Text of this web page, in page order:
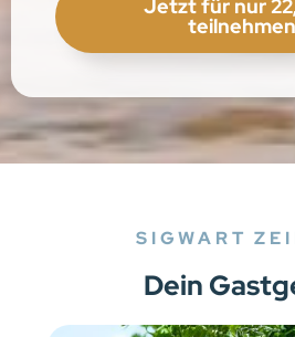
Jetzt für nur
teilnehmen
SIGWART
Dein